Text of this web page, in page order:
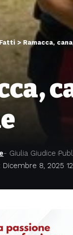
> Ramacca,
8, 2025
- Giulia Giudice